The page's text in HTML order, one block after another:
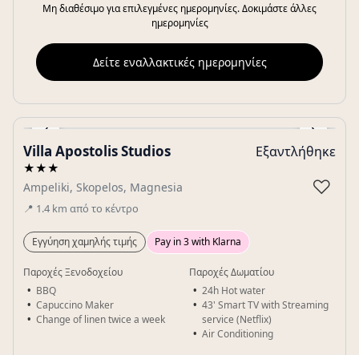
Μη διαθέσιμο για επιλεγμένες ημερομηνίες. Δοκιμάστε άλλες
ημερομηνίες
Δείτε εναλλακτικές ημερομηνίες
‹ ›
Gallery
Villa Apostolis Studios
★★★
Ampeliki, Skopelos, Magnesia
📍 1.4 km από το κέντρο
Εξαντλήθηκε
♡
Εγγύηση χαμηλής τιμής Pay in 3 with Klarna
Παροχές Ξενοδοχείου
BBQ
Capuccino Maker
Change of linen twice a week
Παροχές Δωματίου
24h Hot water
43' Smart TV with Streaming
service (Netflix)
Air Conditioning